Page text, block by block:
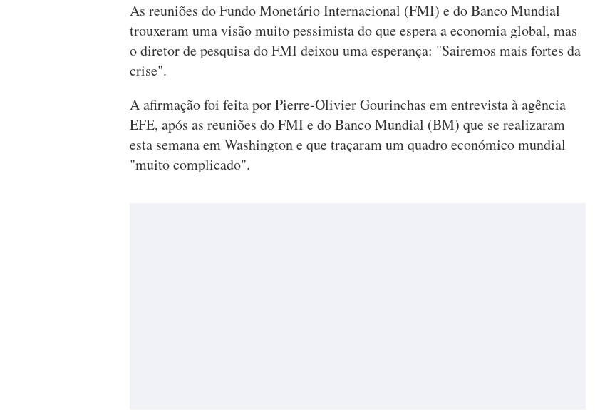
As reuniões do Fundo Monetário Internacional (FMI) e do Banco Mundial
trouxeram uma visão muito pessimista do que espera a economia global, mas
o diretor de pesquisa do FMI deixou uma esperança: "Sairemos mais fortes da
crise".
A afirmação foi feita por Pierre-Olivier Gourinchas em entrevista à agência
EFE, após as reuniões do FMI e do Banco Mundial (BM) que se realizaram
esta semana em Washington e que traçaram um quadro económico mundial
"muito complicado".